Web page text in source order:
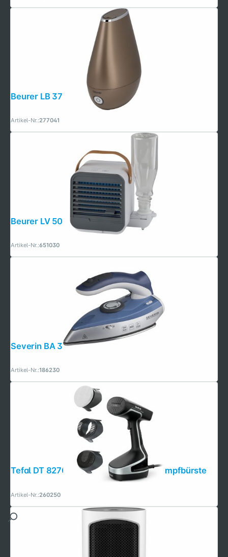
Beurer LB 37 toffee
Artikel-Nr.:277041
Beurer LV 50 weiß
Artikel-Nr.:651030
Severin BA 3234
Artikel-Nr.:186230
Tefal DT 8270 Access Steam Force Dampfbürste
Artikel-Nr.:260250